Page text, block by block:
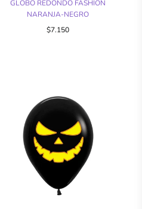
GLOBO REDONDO FASHION
NARANJA-NEGRO
$7.150